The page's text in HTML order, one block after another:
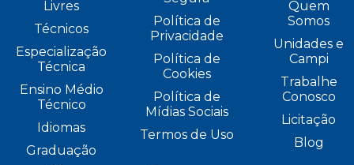
Livres
Técnicos
Especialização
Técnica
Ensino Médio
Técnico
Idiomas
Graduação
Política de
Privacidade
Política de
Cookies
Política de
Mídias Sociais
Termos de Uso
Quem
Somos
Unidades e
Campi
Trabalhe
Conosco
Licitação
Blog